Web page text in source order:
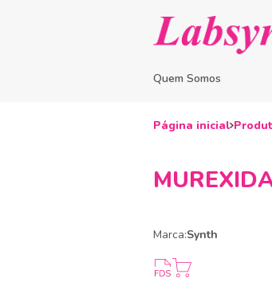
Quem Somos
Página inicial
Marca:Synth